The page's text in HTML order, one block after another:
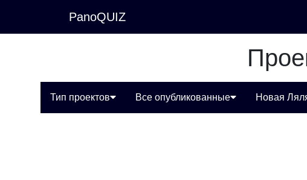
PanoQUIZ
Тип проектов Все опубликованные Новая